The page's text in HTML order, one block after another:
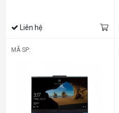
Liên hệ
MÃ SP: